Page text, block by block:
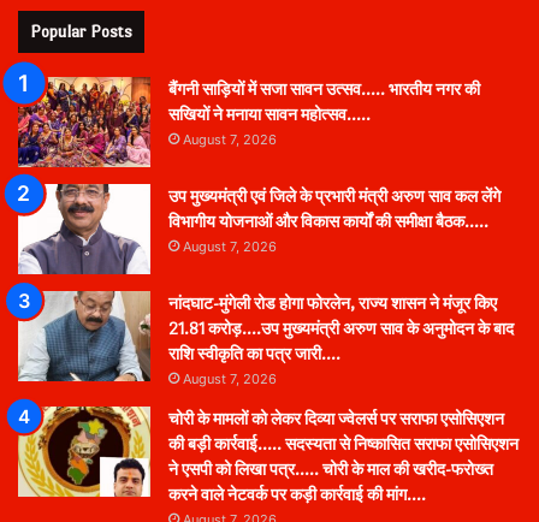
Popular Posts
बैंगनी साड़ियों में सजा सावन उत्सव….. भारतीय नगर की
सखियों ने मनाया सावन महोत्सव…..
August 7, 2026
उप मुख्यमंत्री एवं जिले के प्रभारी मंत्री अरुण साव कल लेंगे
विभागीय योजनाओं और विकास कार्यों की समीक्षा बैठक…..
August 7, 2026
नांदघाट-मुंगेली रोड होगा फोरलेन, राज्य शासन ने मंजूर किए
21.81 करोड़….उप मुख्यमंत्री अरुण साव के अनुमोदन के बाद
राशि स्वीकृति का पत्र जारी….
August 7, 2026
चोरी के मामलों को लेकर दिव्या ज्वेलर्स पर सराफा एसोसिएशन
की बड़ी कार्रवाई….. सदस्यता से निष्कासित सराफा एसोसिएशन
ने एसपी को लिखा पत्र….. चोरी के माल की खरीद-फरोख्त
करने वाले नेटवर्क पर कड़ी कार्रवाई की मांग….